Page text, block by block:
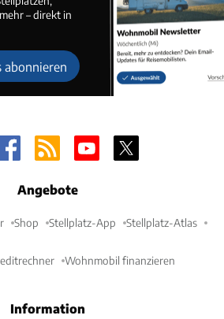
– direkt in
abonnieren
Angebote
Shop Stellplatz-App Stellplatz-Atlas
Wohnmobil finanzieren
Information